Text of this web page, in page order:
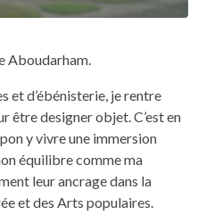
Aboudarham.
et d’ébénisterie, je rentre
être designer objet. C’est en
y vivre une immersion
équilibre comme ma
leur ancrage dans la
et des Arts populaires.